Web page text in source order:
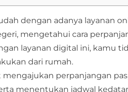
dengan adanya layanan
, mengetahui cara
layanan digital ini, kamu
dari rumah.
mengajukan perpanjangan
menentukan jadwal